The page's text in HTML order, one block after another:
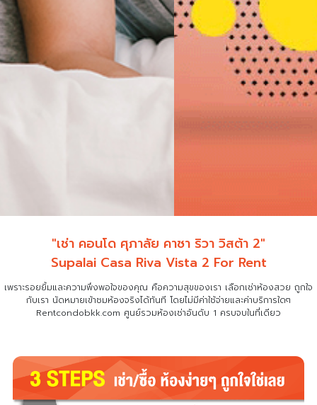
"เช่า คอนโด ศุภาลัย คาซา ริวา วิสต้า 2"
Supalai Casa Riva Vista 2 For Rent
เพราะรอยยิ้มและความพึงพอใจของคุณ คือความสุขของเรา เลือกเช่าห้องสวย ถูกใจ
กับเรา นัดหมายเข้าชมห้องจริงได้ทันที โดยไม่มีค่าใช้จ่ายและค่าบริการใดๆ
Rentcondobkk.com ศูนย์รวมห้องเช่าอันดับ 1 ครบจบในที่เดียว